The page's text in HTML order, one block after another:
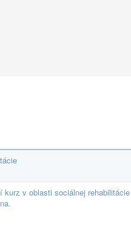
v oblasti sociálnej